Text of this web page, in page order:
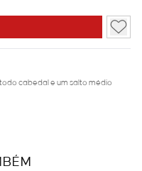
cabedal e um salto médio